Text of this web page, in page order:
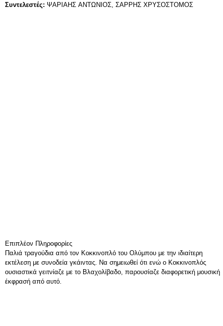
Συντελεστές: ΨΑΡΙΑΗΣ ΑΝΤΩΝΙΟΣ, ΣΑΡΡΗΣ ΧΡΥΣΟΣΤΟΜΟΣ
Επιπλέον Πληροφορίες
Παλιά τραγούδια από τον Κοκκινοπλό του Ολύμπου με την ιδιαίτερη
εκτέλεση με συνοδεία γκάιντας. Να σημειωθεί ότι ενώ ο Κοκκινοπλός
ουσιαστικά γειτνίαζε με το Βλαχολίβαδο, παρουσίαζε διαφορετική μουσική
έκφρασή από αυτό.